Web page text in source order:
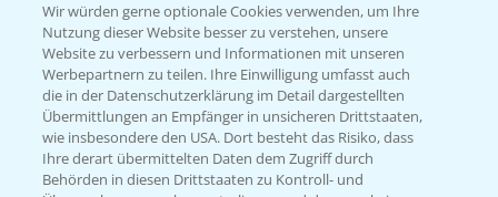
5:54
Rundgang - Silomais Demo Region
Augsburg
24.09.2024
Wir würden gerne optionale Cookies verwenden, um Ihre
Nutzung dieser Website besser zu verstehen, unsere
Website zu verbessern und Informationen mit unseren
Werbepartnern zu teilen. Ihre Einwilligung umfasst auch
die in der Datenschutzerklärung im Detail dargestellten
Übermittlungen an Empfänger in unsicheren Drittstaaten,
wie insbesondere den USA. Dort besteht das Risiko, dass
Ihre derart übermittelten Daten dem Zugriff durch
Behörden in diesen Drittstaaten zu Kontroll- und